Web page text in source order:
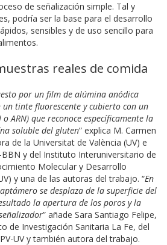
de señalización simple. Tal y
podría ser la base para el desarrollo
sensibles y de uso sencillo para
reales de comida
por un film de alúmina anódica
tinte fluorescente y cubierto con un
ARN) que reconoce específicamente la
soluble del gluten” explica M. Carmen
de la Universitat de València (UV) e
BBN y del Instituto Interuniversitario de
Molecular y Desarrollo
y una de las autoras del trabajo. “En
se desplaza de la superficie del
la apertura de los poros y la
” añade Sara Santiago Felipe,
de Investigación Sanitaria La Fe, del
UV y también autora del trabajo.